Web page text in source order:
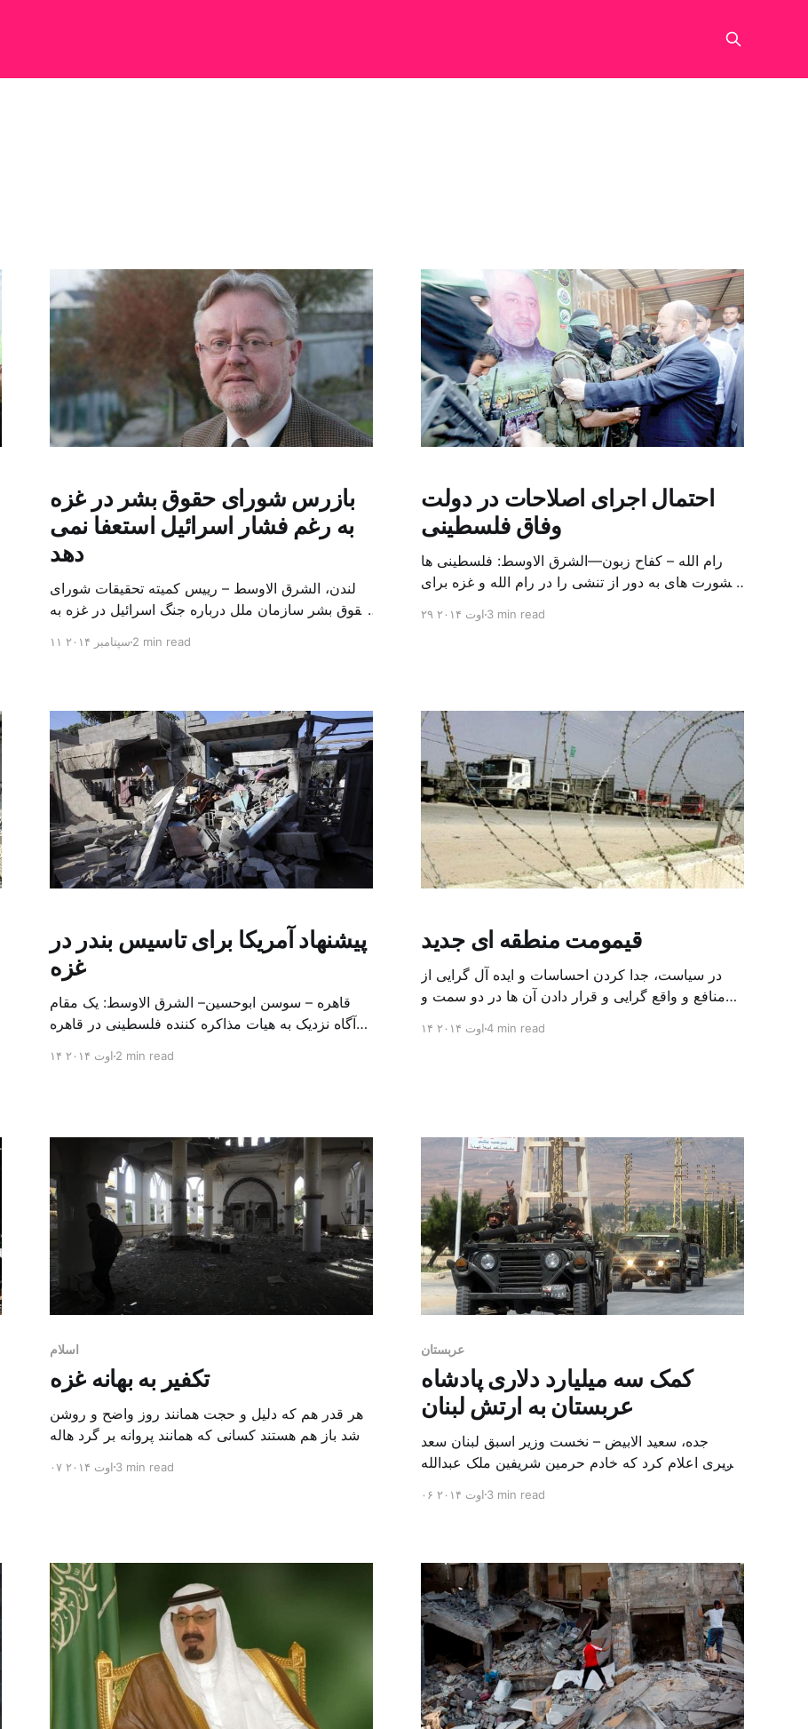
بازرس شورای حقوق بشر در غزه
به رغم فشار اسرائیل استعفا نمی
دهد
لندن، الشرق الاوسط – رییس کمیته تحقیقات شورای
حقوق بشر سازمان ملل درباره جنگ اسرائیل در غزه به
رسانه ها از سمت خود استعفا نمی دهد. ویلیام شاباس
[…]
۱۱ سپتامبر ۲۰۱۴2 min read
احتمال اجرای اصلاحات در دولت
وفاق فلسطینی
رام الله – کفاح زبون—الشرق الاوسط: فلسطینی ها
مشورت های به دور از تنشی را در رام الله و غزه برای
این اصلاحات در دولت وفاق فلسطینی به ریاست رامی
۲۹ اوت ۲۰۱۴3 min read
پیشنهاد آمریکا برای تاسیس بندر در
غزه
قاهره – سوسن ابوحسین– الشرق الاوسط: یک مقام
آگاه نزدیک به هیات مذاکره کننده فلسطینی در قاهره
پیشنهادی مبنی بر موافقت با تاسیس بندر در غزه را
۱۴ اوت ۲۰۱۴2 min read
قیمومت منطقه ای جدید
در سیاست، جدا کردن احساسات و ایده آل گرایی از
منافع و واقع گرایی و قرار دادن آن ها در دو سمت و
است که در غزه، شمال عراق و عرسل در شمال شرق
۱۴ اوت ۲۰۱۴4 min read
اسلام
تکفیر به بهانه غزه
هر قدر هم که دلیل و حجت همانند روز واضح و روشن
باشد باز هم هستند کسانی که همانند پروانه بر گرد هاله
سازند. در این روزها بیانیه ای از طرف جماعتی به
۰۷ اوت ۲۰۱۴3 min read
عربستان
کمک سه میلیارد دلاری پادشاه
عربستان به ارتش لبنان
جده، سعید الابیض – نخست وزیر اسبق لبنان سعد
حریری اعلام کرد که خادم حرمین شریفین ملک عبدالله
دلاری به ارتش لبنان صادر کرده است. این کمک ها در
۰۶ اوت ۲۰۱۴3 min read